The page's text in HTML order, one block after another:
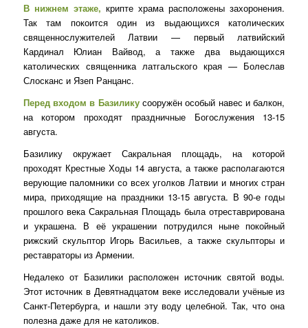
В нижнем этаже, крипте храма расположены захоронения.
Так там покоится один из выдающихся католических
священнослужителей Латвии — первый латвийский
Кардинал Юлиан Вайвод, а также два выдающихся
католических священника латгальского края — Болеслав
Слосканс и Язеп Ранцанс.
Перед входом в Базиликусооружён особый навес и балкон,
на котором проходят праздничные Богослужения 13-15
августа.
Базилику окружает Сакральная площадь, на которой
проходят Крестные Ходы 14 августа, а также располагаются
верующие паломники со всех уголков Латвии и многих стран
мира, приходящие на праздники 13-15 августа. В 90-е годы
прошлого века Сакральная Площадь была отреставрирована
и украшена. В её украшении потрудился ныне покойный
рижский скульптор Игорь Васильев, а также скульпторы и
реставраторы из Армении.
Недалеко от Базилики расположен источник святой воды.
Этот источник в Девятнадцатом веке исследовали учёные из
Санкт-Петербурга, и нашли эту воду целебной. Так, что она
полезна даже для не католиков.